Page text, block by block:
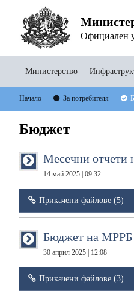
Официален
Министерство
Начало За потребителя
Бюджет
Месечни отчети
14 май 2025 | 09:32
Прикачени файлове (5)
Бюджет на МРРБ
30 април 2025 | 12:08
Прикачени файлове (3)